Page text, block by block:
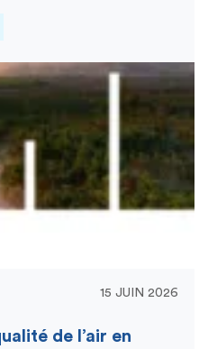
15 JUIN 2026
de l’air en